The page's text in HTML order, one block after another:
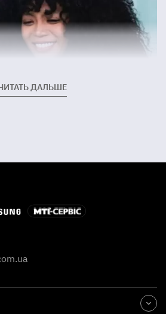
причиной
центра выделяют такие частые
ДАЛЬШЕ